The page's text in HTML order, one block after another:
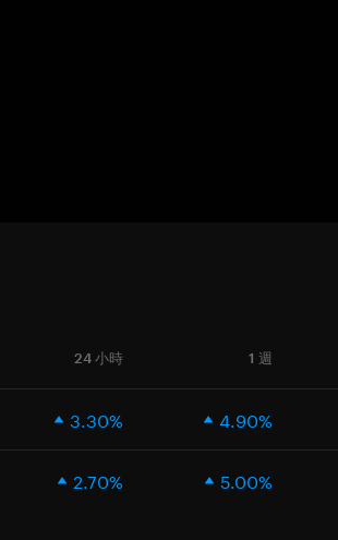
24 小時 1 週
3.30% 4.90%
2.70% 5.00%